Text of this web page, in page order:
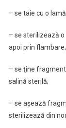
– se taie cu o
– se sterilizează
apoi prin flambare;
– se ţine
salină sterilă;
– se aşează
sterilizează din